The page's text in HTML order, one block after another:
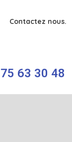
Contactez nous.
63 30 48